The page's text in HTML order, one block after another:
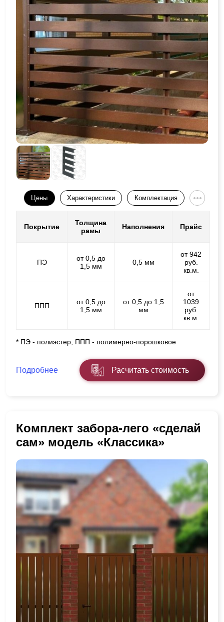
Цены Характеристики Комплектация
Покрытие
Толщина
рамы
Наполнения Прайс
ПЭ
от 0,5 до
1,5 мм
0,5 мм
от 942
руб.
кв.м.
ППП
от 0,5 до
1,5 мм
от 0,5 до 1,5
мм
от
1039
руб.
кв.м.
* ПЭ - полиэстер, ППП - полимерно-порошковое
Подробнее Расчитать стоимость
Комплект забора-лего «сделай
сам» модель «Классика»